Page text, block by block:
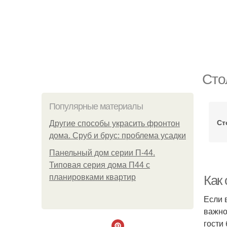
Популярные материалы
Другие способы украсить фронтон
дома. Сруб и брус: проблема усадки
Панельный дом серии П-44.
Типовая серия дома П44 с
планировками квартир
Как
Если